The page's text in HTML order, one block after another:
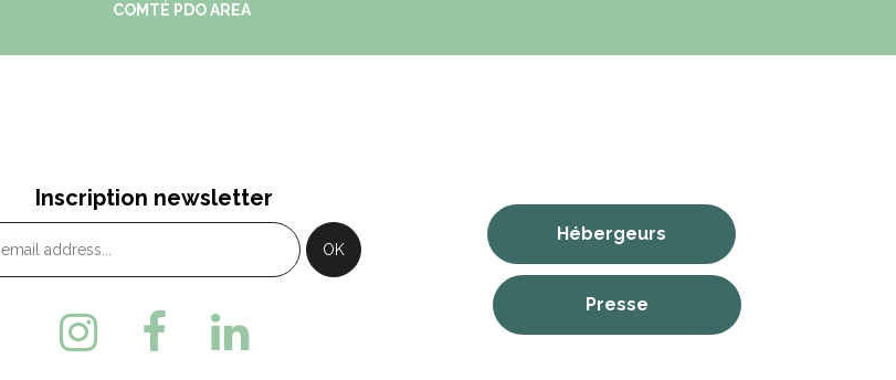
COMTÉ PDO AREA
Inscription newsletter
Hébergeurs
Presse